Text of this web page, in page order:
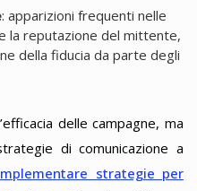
: apparizioni frequenti nelle
la reputazione del mittente,
della fiducia da parte degli
delle campagne, ma
di comunicazione a
strategie per